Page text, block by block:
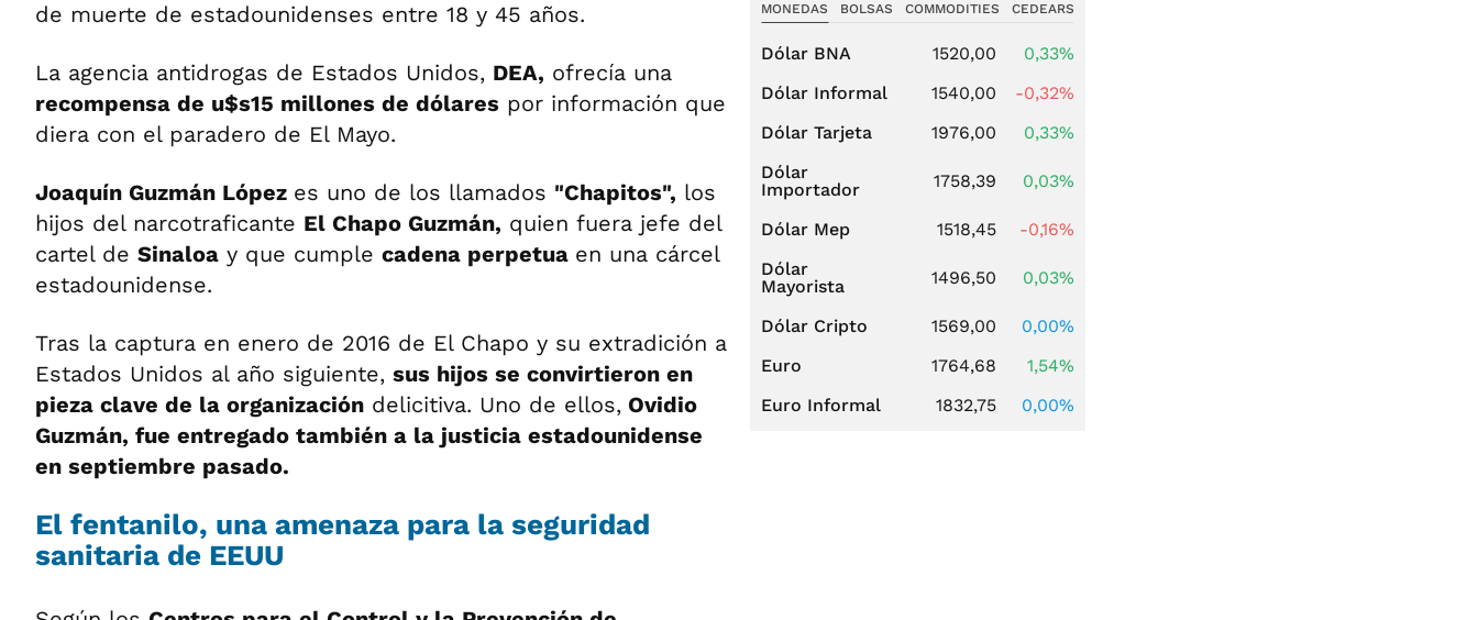
de muerte de estadounidenses entre 18 y 45 años.
La agencia antidrogas de Estados Unidos, DEA, ofrecía una
recompensa de u$s15 millones de dólares por información que
diera con el paradero de El Mayo.
Joaquín Guzmán López es uno de los llamados "Chapitos", los
hijos del narcotraficante El Chapo Guzmán, quien fuera jefe del
cartel de Sinaloa y que cumple cadena perpetua en una cárcel
estadounidense.
Tras la captura en enero de 2016 de El Chapo y su extradición a
Estados Unidos al año siguiente, sus hijos se convirtieron en
pieza clave de la organización delicitiva. Uno de ellos, Ovidio
Guzmán, fue entregado también a la justicia estadounidense
en septiembre pasado.
El fentanilo, una amenaza para la seguridad
sanitaria de EEUU
MONEDAS BOLSAS COMMODITIES CEDEARS
Dólar BNA 1520,00
0,33%
Dólar Informal
1540,00
-0,32%
Dólar Tarjeta
1976,00
0,33%
Dólar
Importador
1758,39 0,03%
Dólar Mep 1518,45
-0,16%
Dólar
Mayorista
1496,50 0,03%
Dólar Cripto 1569,00
0,00%
Euro
1764,68
1,54%
Euro Informal
1832,75 0,00%